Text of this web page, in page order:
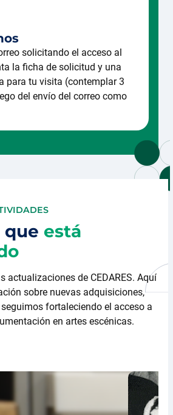
solicitando el acceso al
la ficha de solicitud y una
para tu visita (contemplar 3
del envío del correo como
que está
actualizaciones de CEDARES. Aquí
sobre nuevas adquisiciones,
fortaleciendo el acceso a
en artes escénicas.